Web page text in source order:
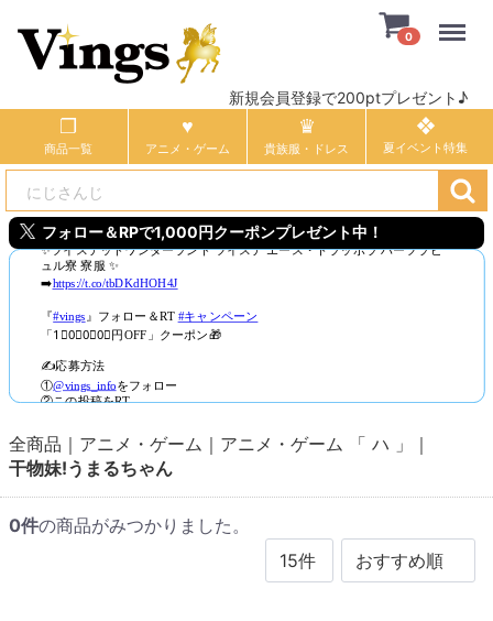
新規会員登録で200ptプレゼント♪
0
商品一覧 アニメ・ゲーム 貴族服・ドレス
フォロー＆RPで1,000円クーポンプレゼント中！
全商品 アニメ・ゲーム
アニメ・ゲーム 「 ハ 」
干物妹!うまるちゃん
0件の商品がみつかりました。